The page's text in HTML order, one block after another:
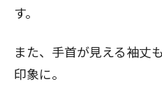
す。
また、手首が見える袖丈
印象に。